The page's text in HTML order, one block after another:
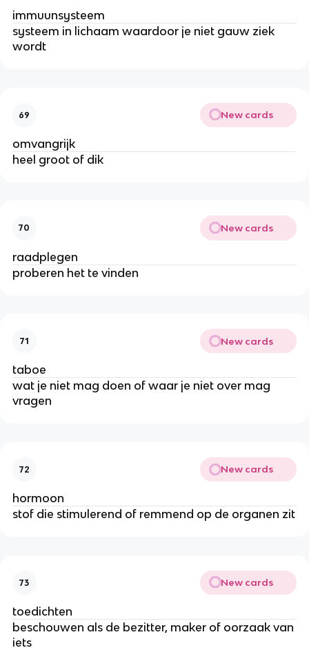
immuunsysteem
systeem in lichaam waardoor je niet gauw ziek
wordt
69 New cards
omvangrijk
heel groot of dik
70 New cards
raadplegen
proberen het te vinden
71 New cards
taboe
wat je niet mag doen of waar je niet over mag
vragen
72 New cards
hormoon
stof die stimulerend of remmend op de organen zit
73 New cards
toedichten
beschouwen als de bezitter, maker of oorzaak van
iets